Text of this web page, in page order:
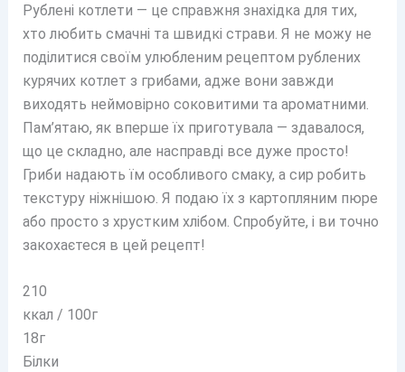
Рублені котлети — це справжня знахідка для тих,
хто любить смачні та швидкі страви. Я не можу не
поділитися своїм улюбленим рецептом рублених
курячих котлет з грибами, адже вони завжди
виходять неймовірно соковитими та ароматними.
Пам’ятаю, як вперше їх приготувала — здавалося,
що це складно, але насправді все дуже просто!
Гриби надають їм особливого смаку, а сир робить
текстуру ніжнішою. Я подаю їх з картопляним пюре
або просто з хрустким хлібом. Спробуйте, і ви точно
закохаєтеся в цей рецепт!
210
ккал / 100г
18г
Білки